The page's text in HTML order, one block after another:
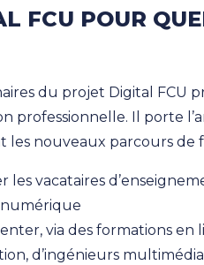
FCU POUR
du projet Digital FCU
professionnelle. Il porte
les nouveaux parcours
les vacataires
via des formations en
d’ingénieurs multimédia